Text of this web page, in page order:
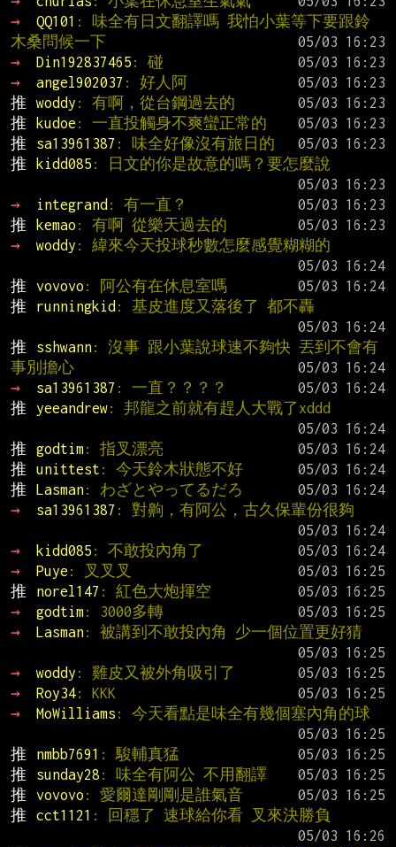
→
QQ101 : 味全有日文翻譯嗎 我怕小葉等下要跟鈴
木桑問候一下
→
Din192837465 : 碰
→
angel902037 : 好人阿
推
woddy : 有啊，從台鋼過去的
推
kudoe : 一直投觸身不爽蠻正常的
推
sa13961387 : 味全好像沒有旅日的
推
kidd085 : 日文的你是故意的嗎？要怎麼說
→
integrand : 有一直？
推
kemao : 有啊 從樂天過去的
→
woddy : 緯來今天投球秒數怎麼感覺糊糊的
推
vovovo : 阿公有在休息室嗎
推
runningkid : 基皮進度又落後了 都不轟
推
sshwann: 沒事 跟小葉說球速不夠快 丟到不會有
事別擔心
→
sa13961387 : 一直？？？？
推
yeeandrew: 邦龍之前就有趕人大戰了xddd
推
godtim: 指叉漂亮
推
unittest : 今天鈴木狀態不好
推
Lasman: わざとやってるだろ
→
sa13961387 : 對齁，有阿公，古久保輩份很夠
→
kidd085 : 不敢投內角了
→
Puye : 叉叉叉
推
norel147 : 紅色大炮揮空
→
godtim: 3000多轉
→
Lasman: 被講到不敢投內角 少一個位置更好猜
→
woddy : 雞皮又被外角吸引了
→
Roy34: KKK
→
MoWilliams : 今天看點是味全有幾個塞內角的球
推
nmbb7691 : 駿輔真猛
推
sunday28 : 味全有阿公 不用翻譯
推
vovovo : 愛爾達剛剛是誰氣音
推
cct1121 : 回穩了 速球給你看 叉來決勝負